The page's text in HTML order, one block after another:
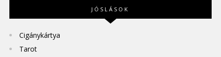
JÓSLÁSOK
Cigánykártya
Tarot